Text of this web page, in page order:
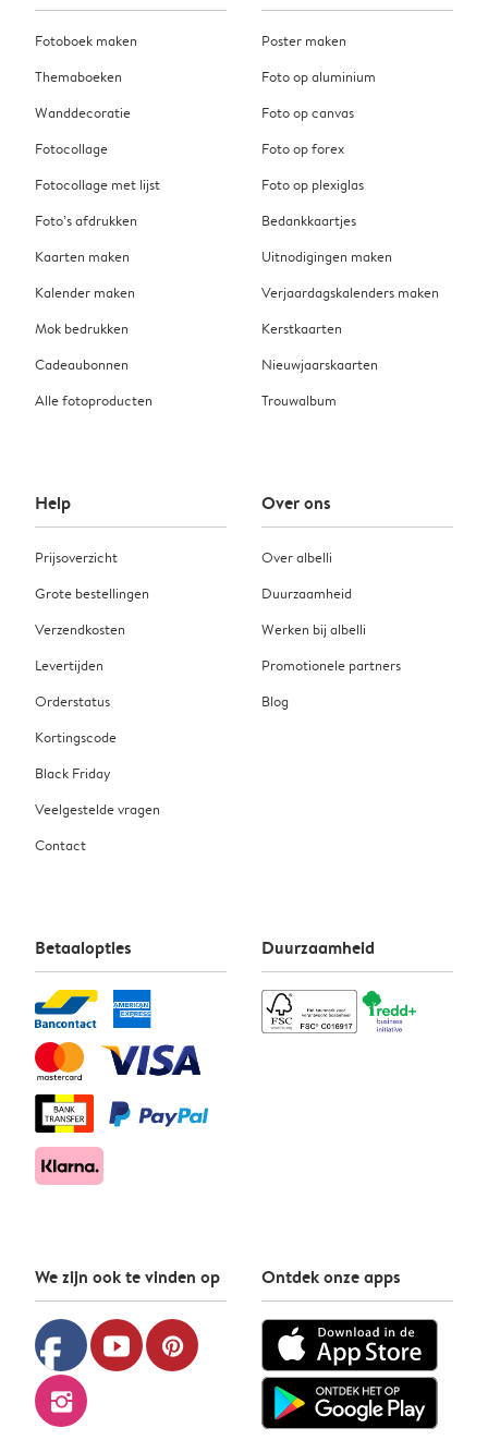
Fotoboek maken
Themaboeken
Wanddecoratie
Fotocollage
Fotocollage met lijst
Foto’s afdrukken
Kaarten maken
Kalender maken
Mok bedrukken
Cadeaubonnen
Alle fotoproducten
Poster maken
Foto op aluminium
Foto op canvas
Foto op forex
Foto op plexiglas
Bedankkaartjes
Uitnodigingen maken
Verjaardagskalenders maken
Kerstkaarten
Nieuwjaarskaarten
Trouwalbum
Help
Prijsoverzicht
Grote bestellingen
Verzendkosten
Levertijden
Orderstatus
Kortingscode
Black Friday
Veelgestelde vragen
Contact
Over ons
Over albelli
Duurzaamheid
Werken bij albelli
Promotionele partners
Blog
Betaalopties Duurzaamheid
We zijn ook te vinden op
facebook youtube pinterest
instagram
Ontdek onze apps